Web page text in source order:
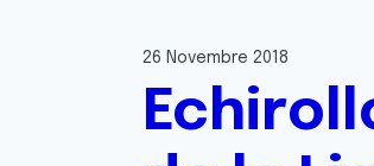
26 Novembre 2018